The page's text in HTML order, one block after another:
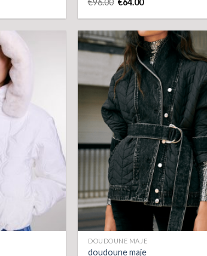
€96.00 €64.00
DOUDOUNE MAJE
doudoune maje